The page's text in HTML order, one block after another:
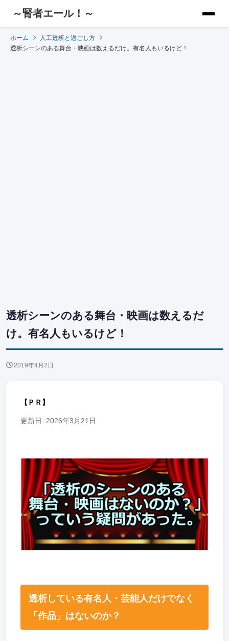
～腎者エール！～
ホーム
人工透析と過ごし方
透析シーンのある舞台・映画は数えるだけ。有名人もいるけど！
透析シーンのある舞台・映画は数えるだ
け。有名人もいるけど！
2019年4月2日
【ＰＲ】
更新日: 2026年3月21日
透析している有名人・芸能人だけでなく
「作品」はないのか？